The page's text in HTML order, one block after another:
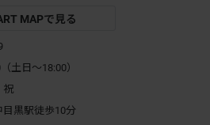
MAPで見る
土日〜18:00）
祝
黒駅徒歩10分